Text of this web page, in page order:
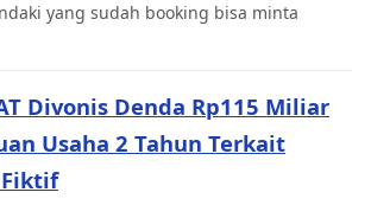
yang sudah booking bisa minta
Divonis Denda Rp115 Miliar
Usaha 2 Tahun Terkait